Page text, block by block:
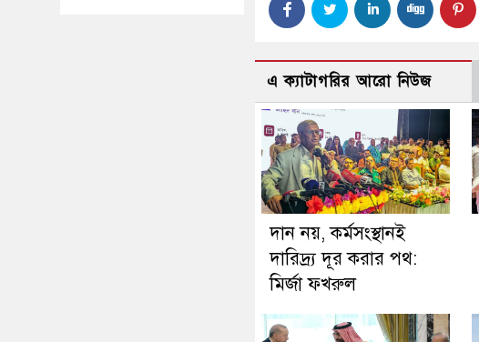
এ ক্যাটাগরির আরো নিউজ
দান নয়, কর্মসংস্থানই
দারিদ্র্য দূর করার পথ:
মির্জা ফখরুল